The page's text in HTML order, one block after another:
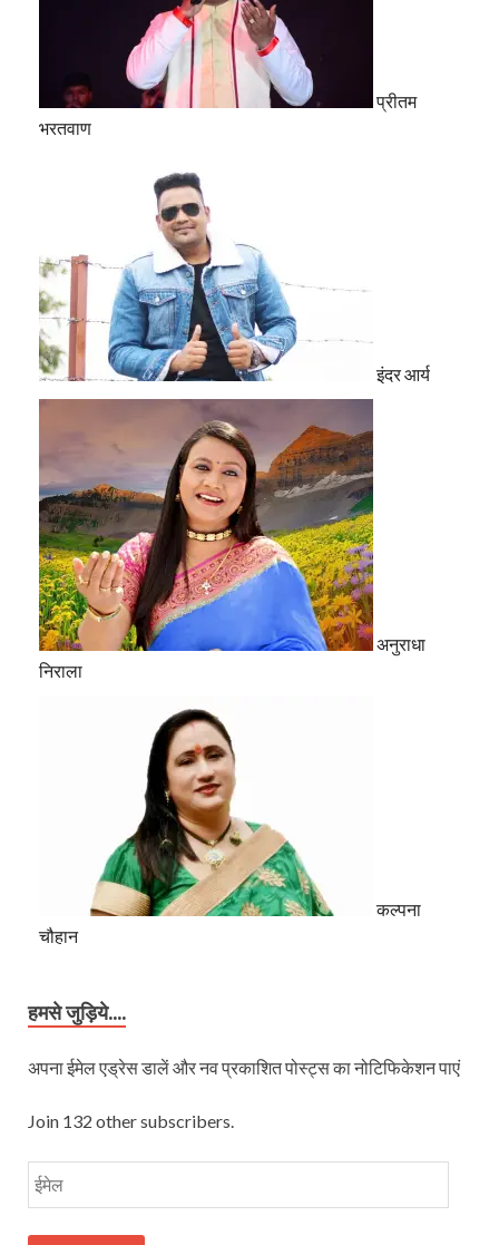
प्रीतम
भरतवाण
इंदर आर्य
अनुराधा
निराला
कल्पना
चौहान
हमसे जुड़िये....
अपना ईमेल एड्रेस डालें और नव प्रकाशित पोस्ट्स का नोटिफिकेशन पाएं
Join 132 other subscribers.